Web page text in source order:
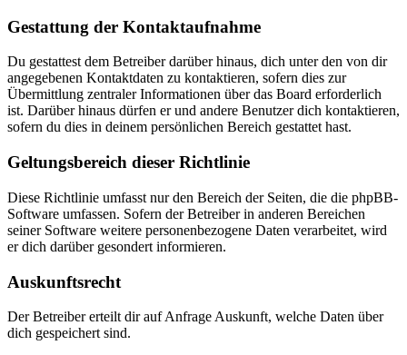
Gestattung der Kontaktaufnahme
Du gestattest dem Betreiber darüber hinaus, dich unter den von dir
angegebenen Kontaktdaten zu kontaktieren, sofern dies zur
Übermittlung zentraler Informationen über das Board erforderlich
ist. Darüber hinaus dürfen er und andere Benutzer dich kontaktieren,
sofern du dies in deinem persönlichen Bereich gestattet hast.
Geltungsbereich dieser Richtlinie
Diese Richtlinie umfasst nur den Bereich der Seiten, die die phpBB-
Software umfassen. Sofern der Betreiber in anderen Bereichen
seiner Software weitere personenbezogene Daten verarbeitet, wird
er dich darüber gesondert informieren.
Auskunftsrecht
Der Betreiber erteilt dir auf Anfrage Auskunft, welche Daten über
dich gespeichert sind.